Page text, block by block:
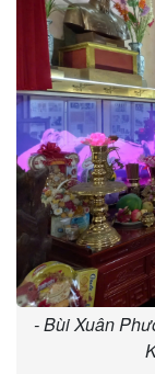
- Bùi Xuân